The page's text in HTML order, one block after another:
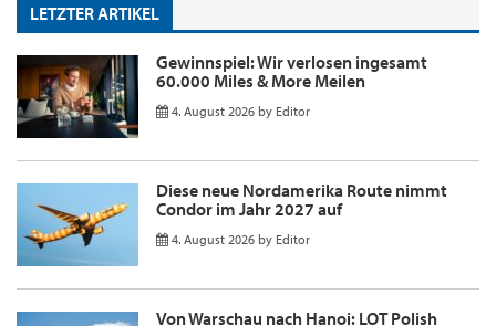
LETZTER ARTIKEL
Gewinnspiel: Wir verlosen ingesamt
60.000 Miles & More Meilen
4. August 2026 by Editor
Diese neue Nordamerika Route nimmt
Condor im Jahr 2027 auf
4. August 2026 by Editor
Von Warschau nach Hanoi: LOT Polish